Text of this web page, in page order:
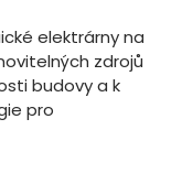
elektrárny na
zdrojů
budovy a k
pro